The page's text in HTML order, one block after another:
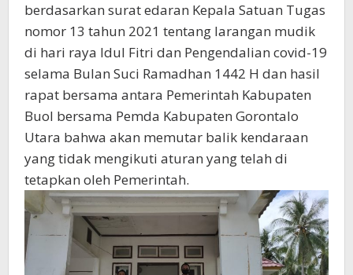
berdasarkan surat edaran Kepala Satuan Tugas
nomor 13 tahun 2021 tentang larangan mudik
di hari raya Idul Fitri dan Pengendalian covid-19
selama Bulan Suci Ramadhan 1442 H dan hasil
rapat bersama antara Pemerintah Kabupaten
Buol bersama Pemda Kabupaten Gorontalo
Utara bahwa akan memutar balik kendaraan
yang tidak mengikuti aturan yang telah di
tetapkan oleh Pemerintah.